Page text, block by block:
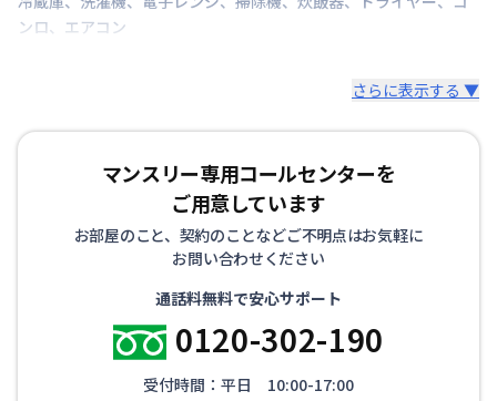
ンロ、 エアコン
さらに表示する ▼
マンスリー専用コールセンターを
ご用意しています
お部屋のこと、契約のことなどご不明点はお気軽に
お問い合わせください
通話料無料で安心サポート
0120-302-190
受付時間：平日 10:00-17:00